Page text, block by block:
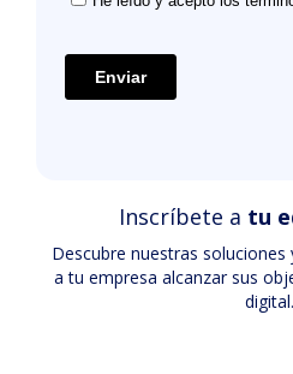
Inscríbete a tu
Descubre nuestras
a tu empresa alcanzar sus
digital.